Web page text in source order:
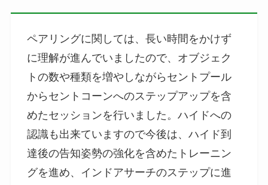
ペアリングに関しては、長い時間をかけず
に理解が進んでいましたので、オブジェク
トの数や種類を増やしながらセントプール
からセントコーンへのステップアップを含
めたセッションを行いました。ハイドへの
認識も出来ていますので今後は、ハイド到
達後の告知姿勢の強化を含めたトレーニン
グを進め、インドアサーチのステップに進